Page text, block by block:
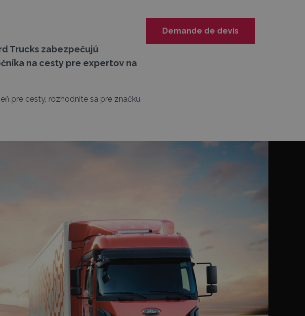
Trucks zabezpečujú
na cesty pre expertov na
pre cesty, rozhodnite sa pre značku
Demande de devis